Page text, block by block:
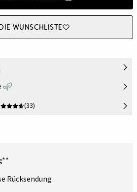
Wunschliste
(33)
Rücksendung